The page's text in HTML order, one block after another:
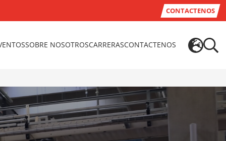
CONTACTENOS
SOBRE NOSOTROSCARRERASCONTACTENOS